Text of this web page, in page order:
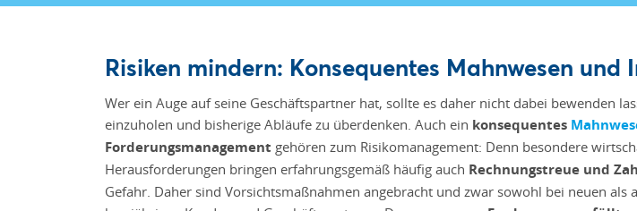
Risiken mindern: Konsequentes Mahnwesen und
Wer ein Auge auf seine Geschäftspartner hat, sollte es daher nicht dabei bewenden
einzuholen und bisherige Abläufe zu überdenken. Auch ein konsequentes
Forderungsmanagement gehören zum Risikomanagement: Denn besondere
Herausforderungen bringen erfahrungsgemäß häufig auch Rechnungstreue und
Gefahr. Daher sind Vorsichtsmaßnahmen angebracht und zwar sowohl bei neuen als